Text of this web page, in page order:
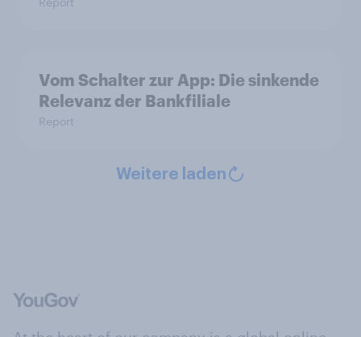
Vom Schalter zur App: Die sinkende
Relevanz der Bankfiliale
Report
Weitere laden